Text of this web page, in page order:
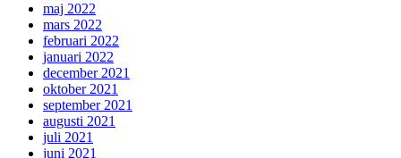
maj 2022
mars 2022
februari 2022
januari 2022
december 2021
oktober 2021
september 2021
augusti 2021
juli 2021
juni 2021